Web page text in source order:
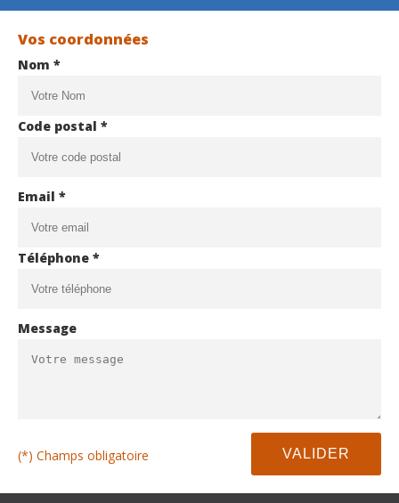
Vos coordonnées
Nom *
Code postal *
Email *
Téléphone *
Message
(*) Champs obligatoire